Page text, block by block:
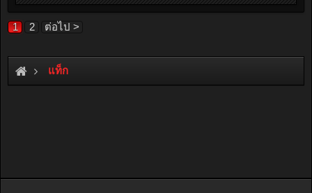
1 2 ต่อไป >
แท็ก